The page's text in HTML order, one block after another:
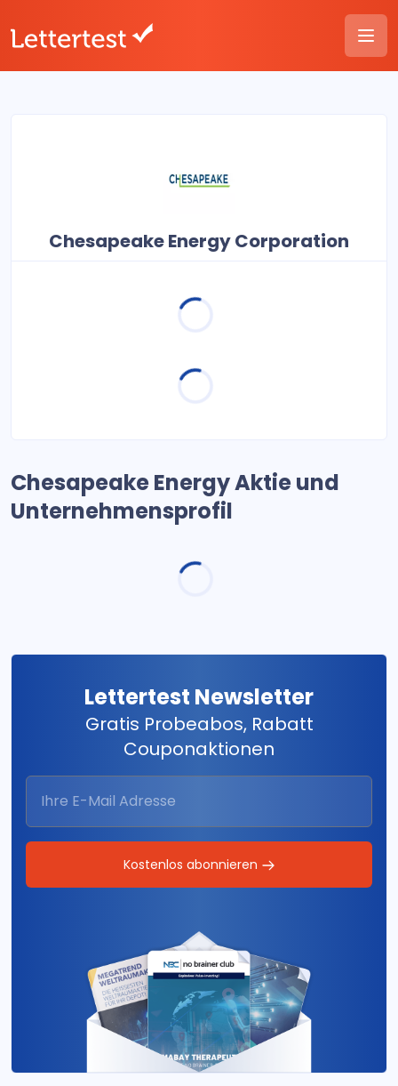
Chesapeake Energy Corporation
Chesapeake Energy Aktie und
Unternehmensprofil
Lettertest Newsletter
Gratis Probeabos, Rabatt
Couponaktionen
Kostenlos abonnieren